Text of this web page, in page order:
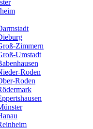
Zimmern
Umstadt
Roden
Roden